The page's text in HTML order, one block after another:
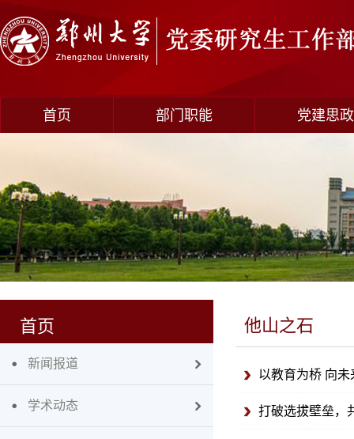
首页 部门职能 党建思政
首页
新闻报道
学术动态
他山之石
以教育为桥 向
打破选拔壁垒，